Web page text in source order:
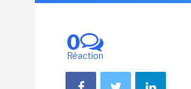
0
Réaction